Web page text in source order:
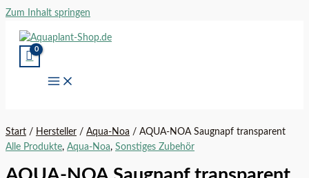
Zum Inhalt springen
Start / Hersteller / Aqua-Noa / AQUA-NOA Saugnapf transparent
Alle Produkte, Aqua-Noa, Sonstiges Zubehör